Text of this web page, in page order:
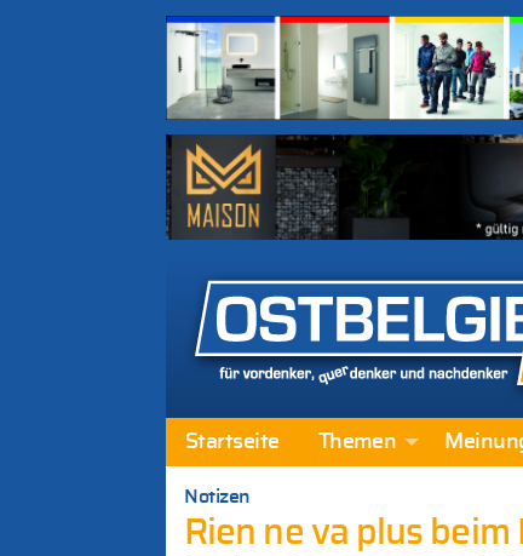
Startseite Themen
Notizen
Rien ne va plus